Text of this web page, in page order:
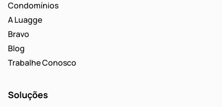
Condomínios
A Luagge
Bravo
Blog
Trabalhe Conosco
Soluções